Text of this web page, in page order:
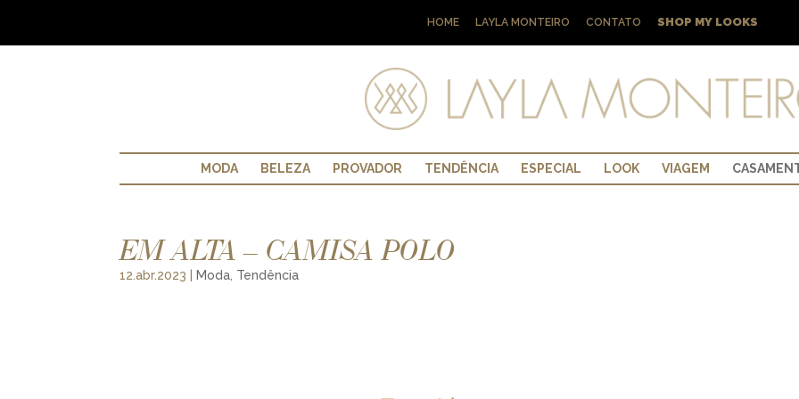
HOME LAYLA MONTEIRO CONTATO SHOP MY LOOKS
MODA BELEZA PROVADOR TENDÊNCIA ESPECIAL LOOK VIAGEM
EM ALTA – CAMISA POLO
12.abr.2023 Moda, Tendência